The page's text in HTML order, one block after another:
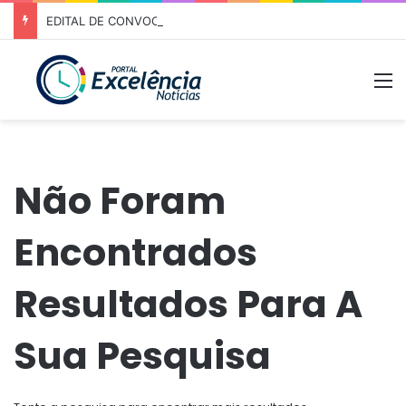
Não Foram
Encontrados
Resultados Para A
Sua Pesquisa